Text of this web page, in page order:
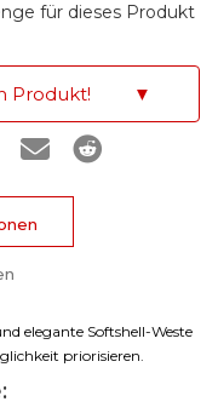
für dieses Produkt
Produkt! ▼
elegante Softshell-Weste
priorisieren.